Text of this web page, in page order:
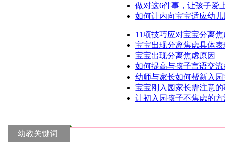
做对这6件事，让孩子爱
如何让内向宝宝适应幼儿
11项技巧应对宝宝分离
宝宝出现分离焦虑具体表
宝宝出现分离焦虑原因
如何提高与孩子言语交
幼师与家长如何帮新入
宝宝刚入园家长需注意
让初入园孩子不焦虑的方
幼教关键词